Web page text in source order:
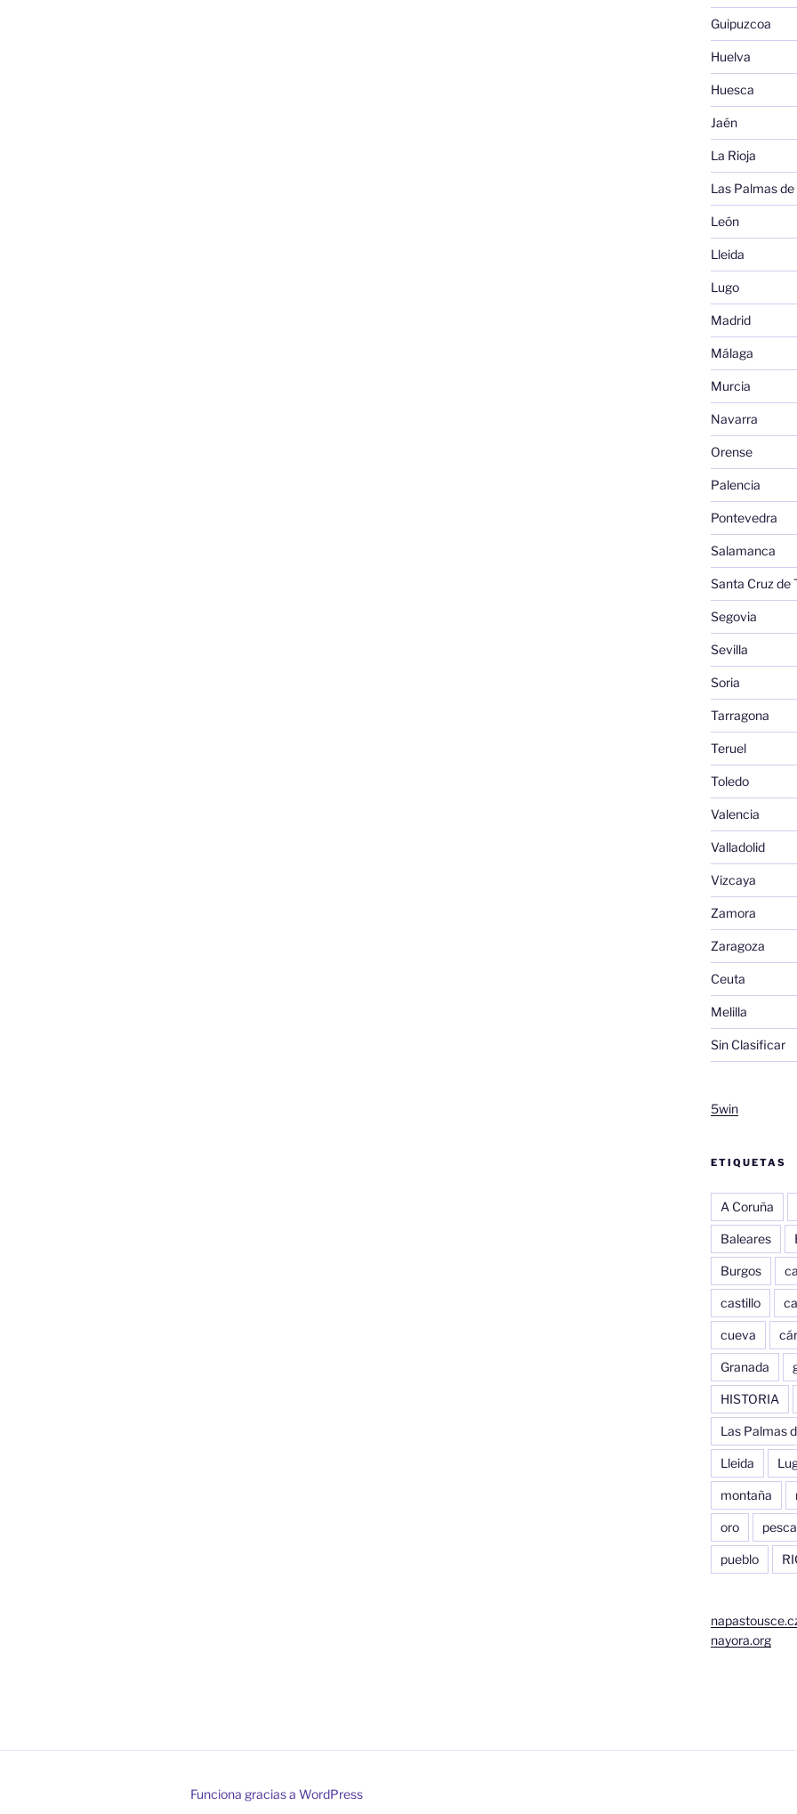
Guipuzcoa
Huelva
Huesca
Jaén
La Rioja
Las Palmas
León
Lleida
Lugo
Madrid
Málaga
Murcia
Navarra
Orense
Palencia
Pontevedra
Salamanca
Santa Cruz de
Segovia
Sevilla
Soria
Tarragona
Teruel
Toledo
Valencia
Valladolid
Vizcaya
Zamora
Zaragoza
Ceuta
Melilla
Sin Clasificar
5win
ETIQUETAS
A Coruña
Baleares
Burgos
castillo
cueva
Granada
HISTORIA
Las Palmas
Lleida
montaña
oro pesca
pueblo
nayora.org
Funciona gracias a WordPress